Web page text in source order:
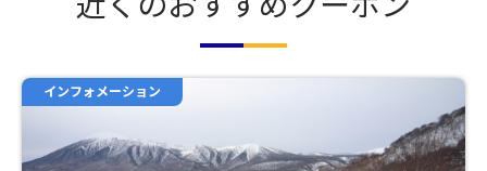
インフォメーション